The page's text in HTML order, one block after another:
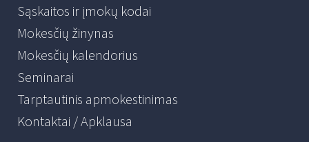
Sąskaitos ir įmokų kodai
Mokesčių žinynas
Mokesčių kalendorius
Seminarai
Tarptautinis apmokestinimas
Kontaktai / Apklausa